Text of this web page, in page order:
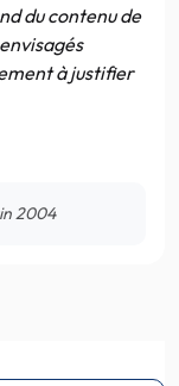
du contenu de
à justifier
2004